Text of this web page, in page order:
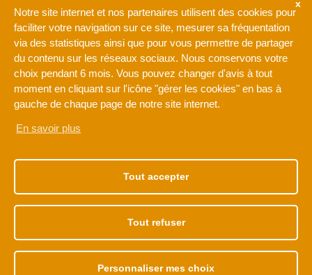
Notre site internet et nos partenaires utilisent des cookies pour
faciliter votre navigation sur ce site, mesurer sa fréquentation
via des statistiques ainsi que pour vous permettre de partager
du contenu sur les réseaux sociaux. Nous conservons votre
choix pendant 6 mois. Vous pouvez changer d'avis à tout
moment en cliquant sur l'icône "gérer les cookies" en bas à
gauche de chaque page de notre site internet.
En savoir plus
Tout accepter
Tout refuser
Personnaliser mes choix
de la Brie
Votre adresse de messagerie est uniquement utilisée pour
vous envoyer notre lettre d'information ainsi que des
informations concernant les activités de L'Orée de la Brie. Vous
pouvez à tout moment utiliser le lien de désabonnement intégré
dans la newsletter.
77170 BRIE-COMTE-
ROBERT
01 60 62 15 81
de 9h à 12h30
et de 13h30 à 17h30
Plan de site Mentions légales
Politique de cookies